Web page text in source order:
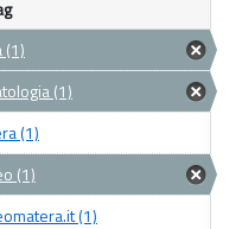
(1)
(1)
(1)
(1)
(1)